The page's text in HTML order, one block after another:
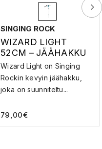
SINGING ROCK
WIZARD LIGHT
52CM – JÄÄHAKKU
Wizard Light on Singing
Rockin kevyin jäähakku,
joka on suunniteltu...
79,00€